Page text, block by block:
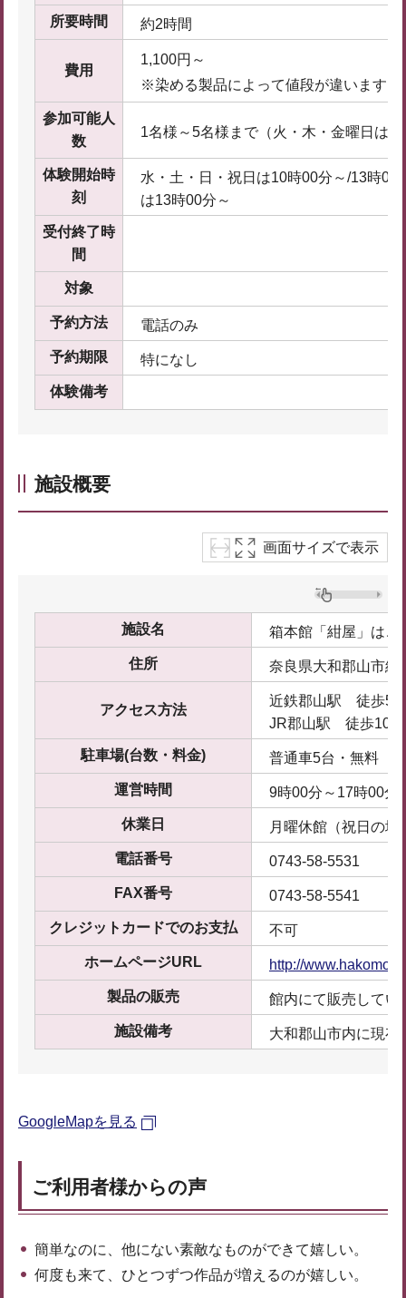
所要時間 約2時間
費用
1,100円～
※染める製品によって値段が違います。
参加可能人
数
1名様～5名様まで（火・木・金曜日は3
体験開始時
刻
水・土・日・祝日は10時00分～/13時00
は13時00分～
受付終了時
間
対象
予約方法 電話のみ
予約期限 特になし
体験備考
施設概要
画面サイズで表示
施設名 箱本館「紺屋」はこ
住所 奈良県大和郡山市紺
アクセス方法
近鉄郡山駅 徒歩5
JR郡山駅 徒歩10分
駐車場(台数・料金) 普通車5台・無料
運営時間 9時00分～17時00分
休業日 月曜休館（祝日の
電話番号 0743-58-5531
FAX番号 0743-58-5541
クレジットカードでのお支払 不可
ホームページURL http://
製品の販売 館内にて販売してい
施設備考 大和郡山市内に現存
GoogleMapを見る
ご利用者様からの声
簡単なのに、他にない素敵なものができて嬉しい。
何度も来て、ひとつずつ作品が増えるのが嬉しい。